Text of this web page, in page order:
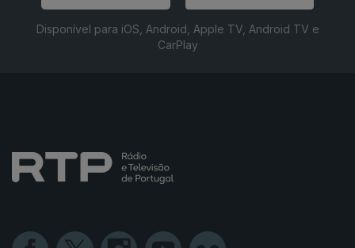
Disponível para iOS, Android, Apple TV, Android TV e
CarPlay